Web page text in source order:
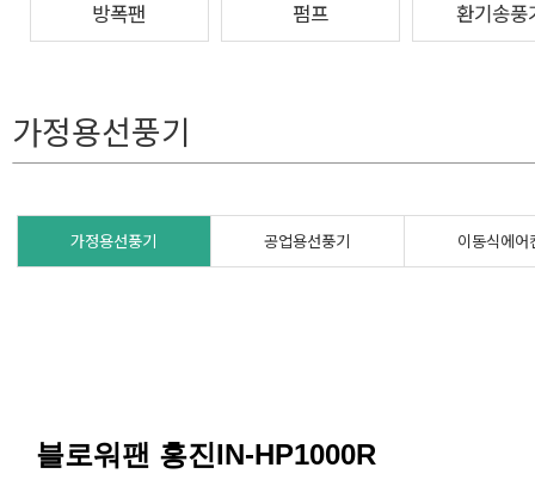
방폭팬 펌프 환기송풍
가정용선풍기
가정용선풍기 공업용선풍기 이동식에어
블로워팬 홍진IN-HP1000R